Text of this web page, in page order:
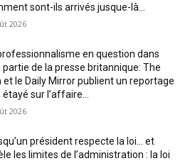
sont-ils arrivés jusque-là...
2026
en question dans
partie de la presse britannique: The
et le Daily Mirror publient un reportage
sur l’affaire...
2026
président respecte la loi… et
les limites de l’administration : la loi